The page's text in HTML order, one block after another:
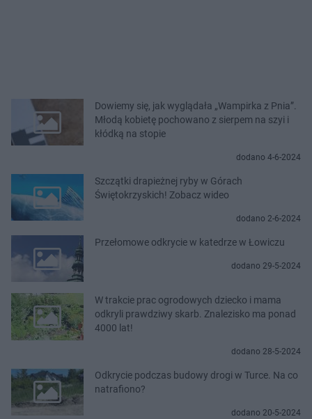
Dowiemy się, jak wyglądała „Wampirka z Pnia”.
Młodą kobietę pochowano z sierpem na szyi i
kłódką na stopie
dodano 4-6-2024
Szczątki drapieżnej ryby w Górach
Świętokrzyskich! Zobacz wideo
dodano 2-6-2024
Przełomowe odkrycie w katedrze w Łowiczu
dodano 29-5-2024
W trakcie prac ogrodowych dziecko i mama
odkryli prawdziwy skarb. Znalezisko ma ponad
4000 lat!
dodano 28-5-2024
Odkrycie podczas budowy drogi w Turce. Na co
natrafiono?
dodano 20-5-2024